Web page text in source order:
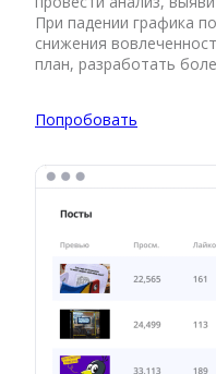
При падении графика
снижения
план, разработать
Попробовать